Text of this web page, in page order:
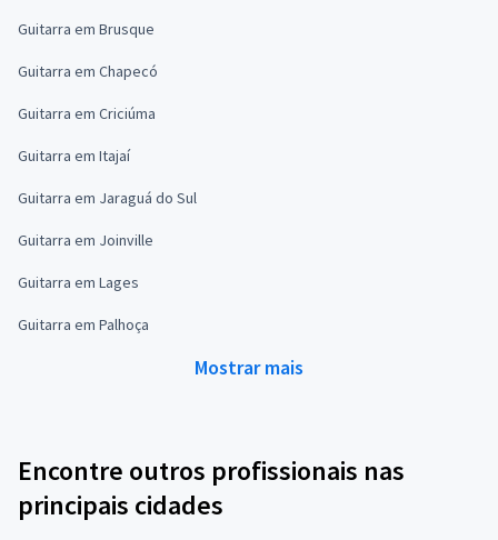
Guitarra em Brusque
Guitarra em Chapecó
Guitarra em Criciúma
Guitarra em Itajaí
Guitarra em Jaraguá do Sul
Guitarra em Joinville
Guitarra em Lages
Guitarra em Palhoça
Mostrar mais
Encontre outros profissionais nas
principais cidades